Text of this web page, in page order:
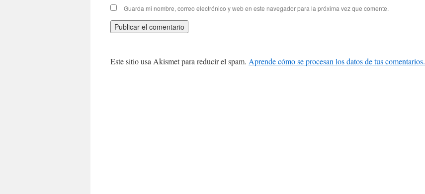
Guarda mi nombre, correo electrónico y web en este navegador para la próxima vez que comente.
Este sitio usa Akismet para reducir el spam. Aprende cómo se procesan los datos de tus comentarios.